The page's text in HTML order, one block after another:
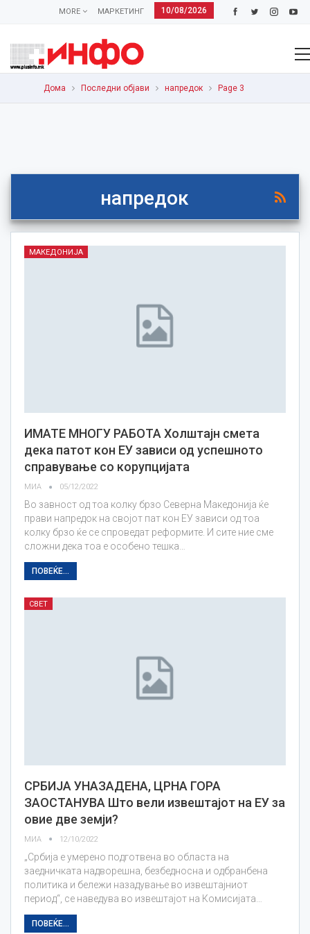
10/08/2026
МАРКЕТИНГ
MORE
Дома Последни објави напредок Page 3
напредок
МАКЕДОНИЈА
ИМАТЕ МНОГУ РАБОТА Холштајн смета
дека патот кон ЕУ зависи од успешното
справување со корупцијата
МИА 05/12/2022
Во завност од тоа колку брзо Северна Македонија ќе
прави напредок на својот пат кон ЕУ зависи од тоа
колку брзо ќе се спроведат реформите. И сите ние сме
сложни дека тоа е особено тешка…
ПОВЕЌЕ...
СВЕТ
СРБИЈА УНАЗАДЕНА, ЦРНА ГОРА
ЗАОСТАНУВА Што вели извештајот на ЕУ за
овие две земји?
МИА 12/10/2022
„Србија е умерено подготвена во областа на
заедничката надворешна, безбедносна и одбранбена
политика и бележи назадување во извештајниот
период“, се наведува во извештајот на Комисијата…
ПОВЕЌЕ...